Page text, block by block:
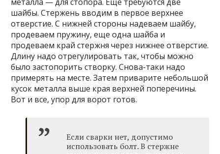
шайбы. Стержень вводим в первое верхнее
отверстие. С нижней стороны надеваем шайбу,
продеваем пружину, еще одна шайба и
продеваем край стержня через нижнее отверстие.
Длину надо отрегулировать так, чтобы можно
было застопорить створку. Снова-таки надо
примерять на месте. Затем приварите небольшой
кусок металла выше края верхней поперечины.
Вот и все, упор для ворот готов.
Если сварки нет, допустимо
использовать болт. В стержне